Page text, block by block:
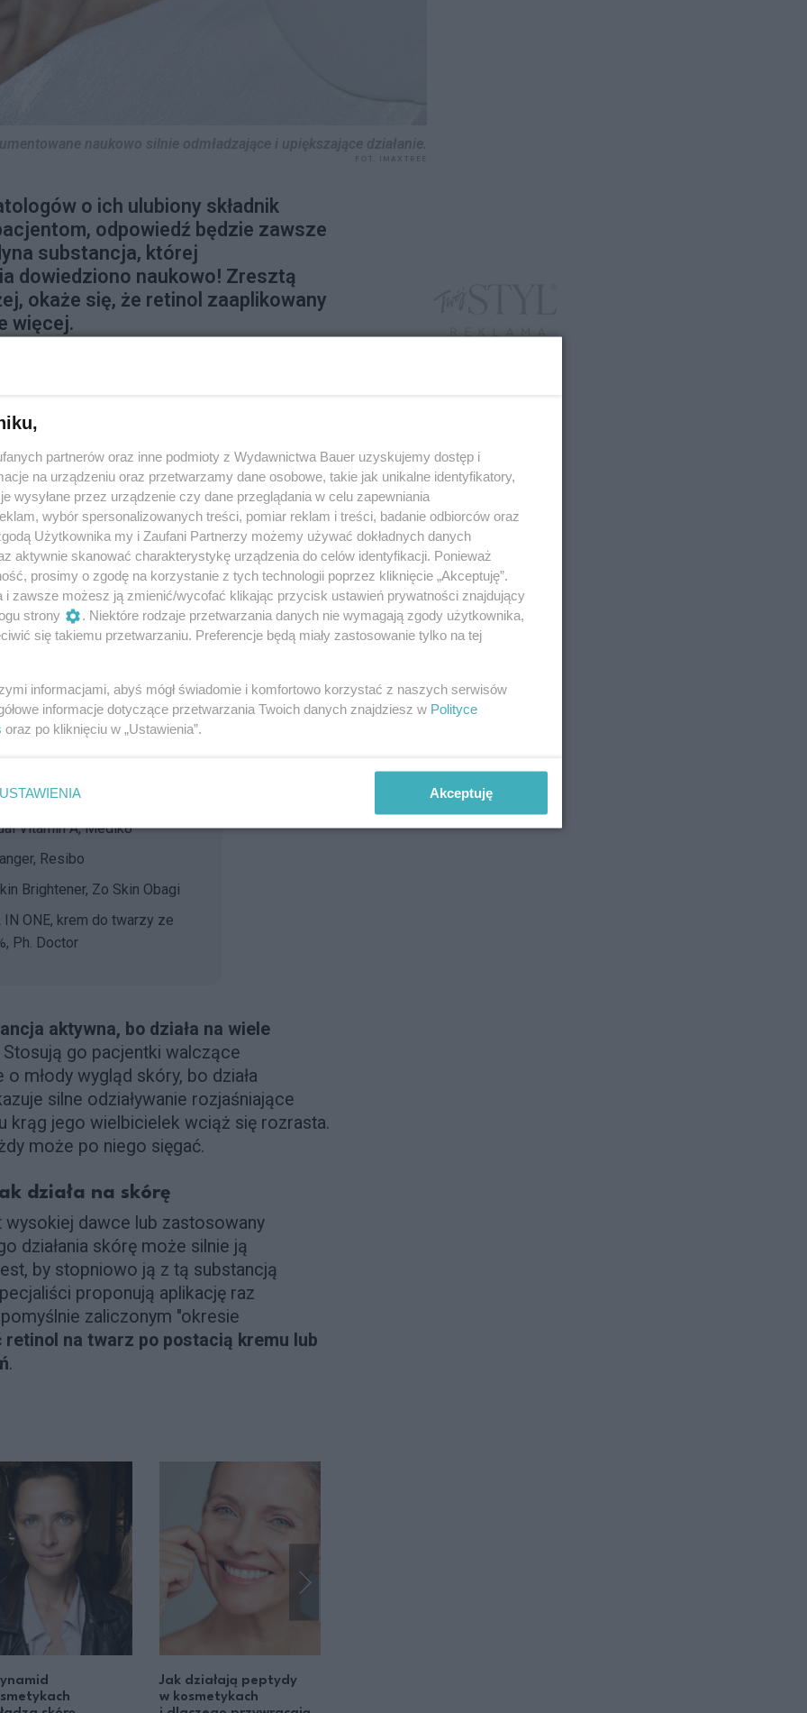
o ich ulubiony składnik
odpowiedź będzie zawsze
substancja, której
dowiedziono naukowo! Zresztą
okaże się, że retinol zaaplikowany
więcej.
na skórę
bezpiecznie stosować
się spodziewać dzięki
bezpiecznie stosować retinol?
Jak zacząć stosować
stosowania
retinolem
Stymulacja, BasicLab
Vitamin A, Medik8
Resibo
Brightener, Zo Skin Obagi
ONE, krem do twarzy ze
Ph. Doctor
aktywna, bo działa na wiele
Stosują go pacjentki walczące
młody wygląd skóry, bo działa
silne odziaływanie rozjaśniające
krąg jego wielbicielek wciąż się rozrasta.
może po niego sięgać.
działa na skórę
wysokiej dawce lub zastosowany
działania skórę może silnie ją
by stopniowo ją z tą substancją
proponują aplikację raz
zaliczonym "okresie
retinol na twarz po postacią kremu lub
.
Jak działają peptydy
w kosmetykach
partnerów oraz inne podmioty z Wydawnictwa Bauer uzyskujemy dostęp i
na urządzeniu oraz przetwarzamy dane osobowe, takie jak unikalne identyfikatory,
wysyłane przez urządzenie czy dane przeglądania w celu zapewniania
wybór spersonalizowanych treści, pomiar reklam i treści, badanie odbiorców oraz
Użytkownika my i Zaufani Partnerzy możemy używać dokładnych danych
aktywnie skanować charakterystykę urządzenia do celów identyfikacji. Ponieważ
prosimy o zgodę na korzystanie z tych technologii poprzez kliknięcie „Akceptuję”.
i zawsze możesz ją zmienić/wycofać klikając przycisk ustawień prywatności znajdujący
strony
. Niektóre rodzaje przetwarzania danych nie wymagają zgody użytkownika,
się takiemu przetwarzaniu. Preferencje będą miały zastosowanie tylko na tej
informacjami, abyś mógł świadomie i komfortowo korzystać z naszych serwisów
informacje dotyczące przetwarzania Twoich danych znajdziesz w Polityce
oraz po kliknięciu w „Ustawienia”.
USTAWIENIA Akceptuję